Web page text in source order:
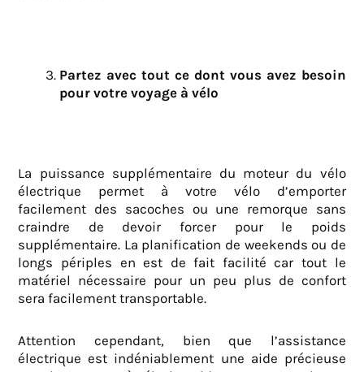
Partez avec tout ce dont vous avez besoin
pour votre voyage à vélo
La puissance supplémentaire du moteur du vélo
électrique permet à votre vélo d’emporter
facilement des sacoches ou une remorque sans
craindre de devoir forcer pour le poids
supplémentaire. La planification de weekends ou de
longs périples en est de fait facilité car tout le
matériel nécessaire pour un peu plus de confort
sera facilement transportable.
Attention cependant, bien que l’assistance
électrique est indéniablement une aide précieuse